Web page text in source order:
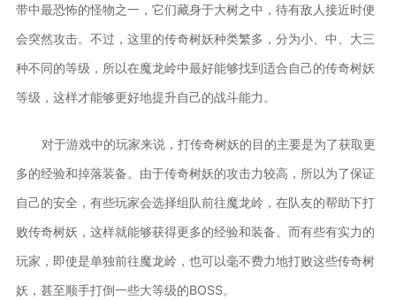
带中最恐怖的怪物之一，它们藏身于大树之中，待有敌人接近时便
会突然攻击。不过，这里的传奇树妖种类繁多，分为小、中、大三
种不同的等级，所以在魔龙岭中最好能够找到适合自己的传奇树妖
等级，这样才能够更好地提升自己的战斗能力。
对于游戏中的玩家来说，打传奇树妖的目的主要是为了获取更
多的经验和掉落装备。由于传奇树妖的攻击力较高，所以为了保证
自己的安全，有些玩家会选择组队前往魔龙岭，在队友的帮助下打
败传奇树妖，这样就能够获得更多的经验和装备。而有些有实力的
玩家，即使是单独前往魔龙岭，也可以毫不费力地打败这些传奇树
妖，甚至顺手打倒一些大等级的BOSS。